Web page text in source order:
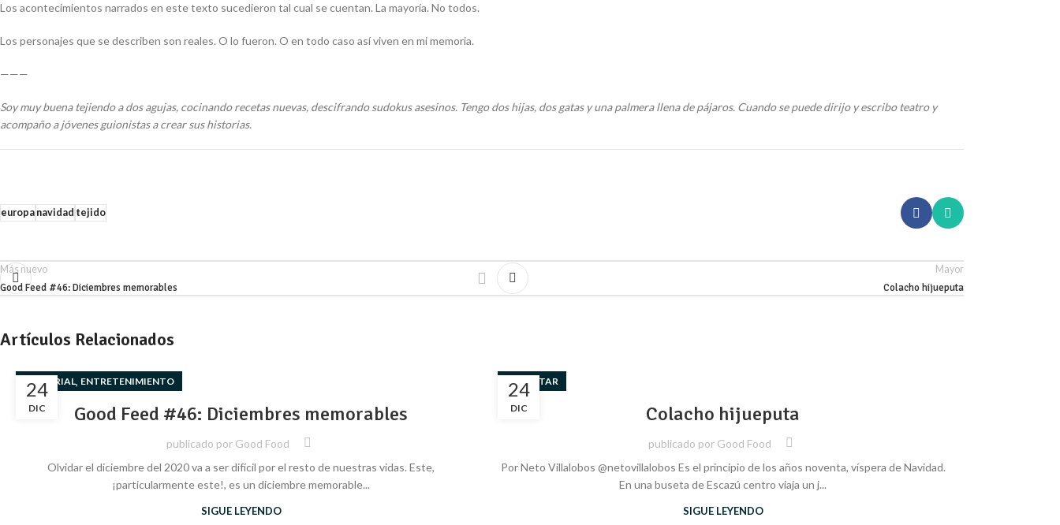
Los acontecimientos narrados en este texto sucedieron tal cual se cuentan. La mayoría. No todos.
Los personajes que se describen son reales. O lo fueron. O en todo caso así viven en mi memoria.
———
Soy muy buena tejiendo a dos agujas, cocinando recetas nuevas, descifrando sudokus asesinos. Tengo dos hijas, dos gatas y una palmera llena de pájaros. Cuando se puede dirijo y escribo teatro y
acompaño a jóvenes guionistas a crear sus historias.
europanavidad tejido
Más nuevo
Good Feed #46: Diciembres memorables
Mayor
Colacho hijueputa
Artículos Relacionados
24
DIC
EDITORIAL, ENTRETENIMIENTO
Good Feed #46: Diciembres memorables
publicado por Good Food
Olvidar el diciembre del 2020 va a ser difícil por el resto de nuestras vidas. Este,
¡particularmente este!, es un diciembre memorable...
SIGUE LEYENDO
24
DIC
BIENESTAR
Colacho hijueputa
publicado por Good Food
Por Neto Villalobos @netovillalobos Es el principio de los años noventa, víspera de Navidad.
En una buseta de Escazú centro viaja un j...
SIGUE LEYENDO